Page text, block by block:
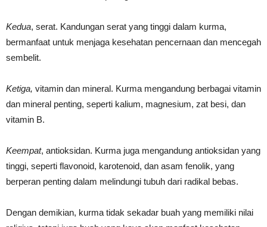
Kedua, serat. Kandungan serat yang tinggi dalam kurma,
bermanfaat untuk menjaga kesehatan pencernaan dan mencegah
sembelit.
Ketiga, vitamin dan mineral. Kurma mengandung berbagai vitamin
dan mineral penting, seperti kalium, magnesium, zat besi, dan
vitamin B.
Keempat, antioksidan. Kurma juga mengandung antioksidan yang
tinggi, seperti flavonoid, karotenoid, dan asam fenolik, yang
berperan penting dalam melindungi tubuh dari radikal bebas.
Dengan demikian, kurma tidak sekadar buah yang memiliki nilai